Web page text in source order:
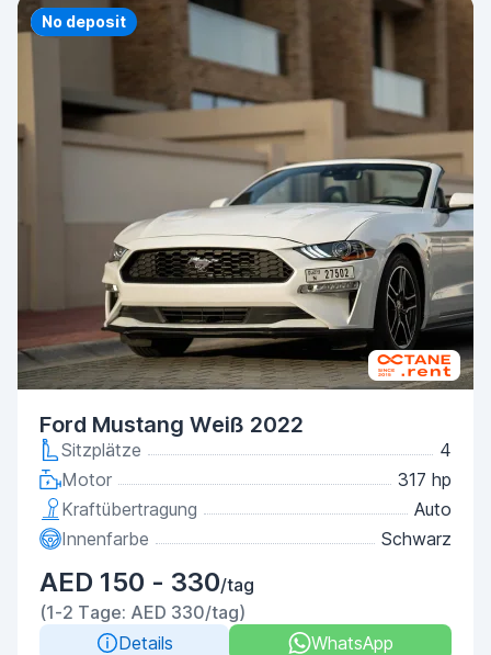
Priority
No deposit
Ford Mustang Weiß 2022
Sitzplätze
4
Motor
317 hp
Kraftübertragung
Auto
Innenfarbe
Schwarz
AED 150 - 330/tag
(1-2 Tage: AED 330/tag)
Details
WhatsApp